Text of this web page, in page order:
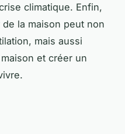
climatique. Enfin,
la maison peut non
mais aussi
et créer un